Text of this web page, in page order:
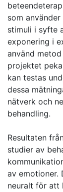
som
stimuli i syfte
exponering i
använd
projektet
kan testas
dessa
nätverk och
behandling.
Resultaten
studier av
av emotioner.
neuralt för att